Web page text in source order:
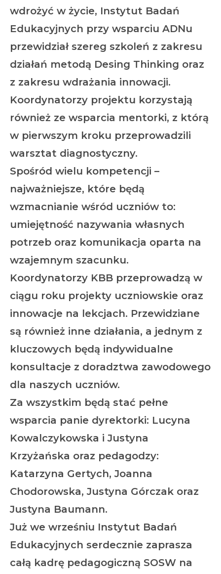
wdrożyć w życie, Instytut Badań
Edukacyjnych przy wsparciu ADNu
przewidział szereg szkoleń z zakresu
działań metodą Desing Thinking oraz
z zakresu wdrażania innowacji.
Koordynatorzy projektu korzystają
również ze wsparcia mentorki, z którą
w pierwszym kroku przeprowadzili
warsztat diagnostyczny.
Spośród wielu kompetencji –
najważniejsze, które będą
wzmacnianie wśród uczniów to:
umiejętność nazywania własnych
potrzeb oraz komunikacja oparta na
wzajemnym szacunku.
Koordynatorzy KBB przeprowadzą w
ciągu roku projekty uczniowskie oraz
innowacje na lekcjach. Przewidziane
są również inne działania, a jednym z
kluczowych będą indywidualne
konsultacje z doradztwa zawodowego
dla naszych uczniów.
Za wszystkim będą stać pełne
wsparcia panie dyrektorki: Lucyna
Kowalczykowska i Justyna
Krzyżańska oraz pedagodzy:
Katarzyna Gertych, Joanna
Chodorowska, Justyna Górczak oraz
Justyna Baumann.
Już we wrześniu Instytut Badań
Edukacyjnych serdecznie zaprasza
całą kadrę pedagogiczną SOSW na